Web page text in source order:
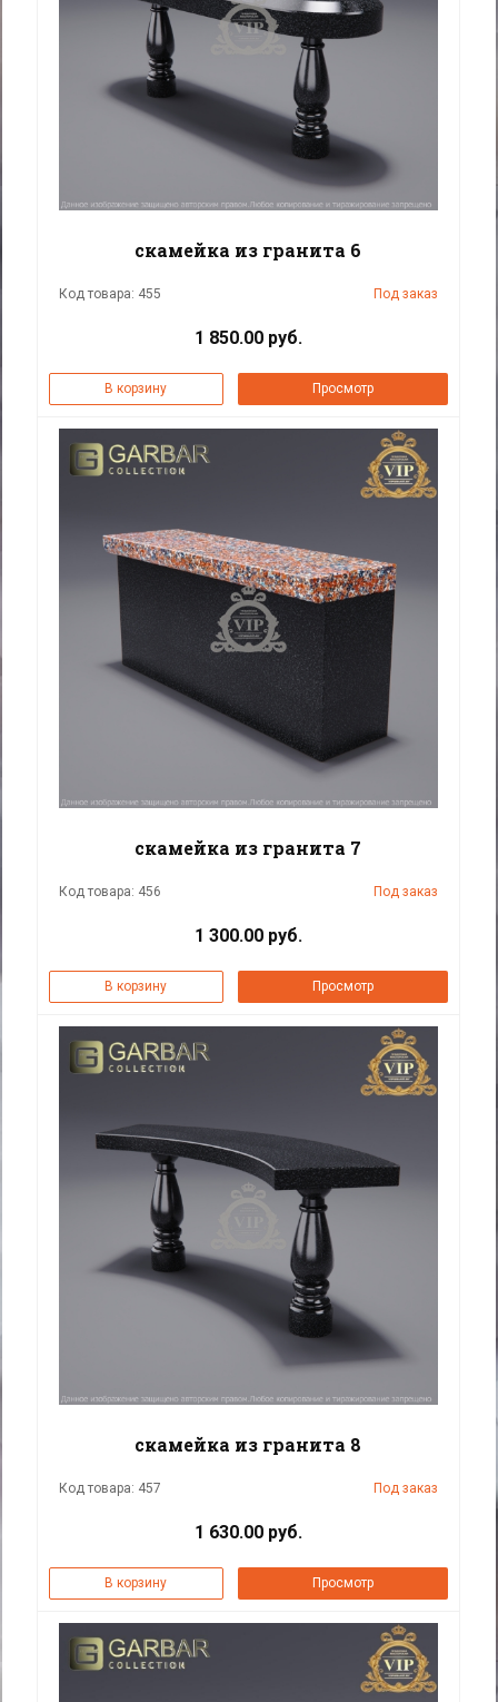
скамейка из гранита 6
Код товара: 455 Под заказ
1 850.00 руб.
В корзину Просмотр
скамейка из гранита 7
Код товара: 456 Под заказ
1 300.00 руб.
В корзину Просмотр
скамейка из гранита 8
Код товара: 457 Под заказ
1 630.00 руб.
В корзину Просмотр